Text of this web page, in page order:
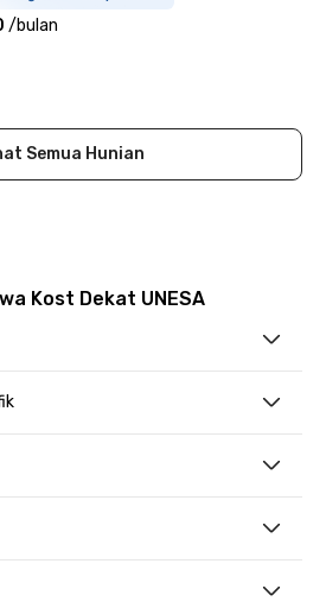
/bulan
Semua Hunian
Kost Dekat UNESA